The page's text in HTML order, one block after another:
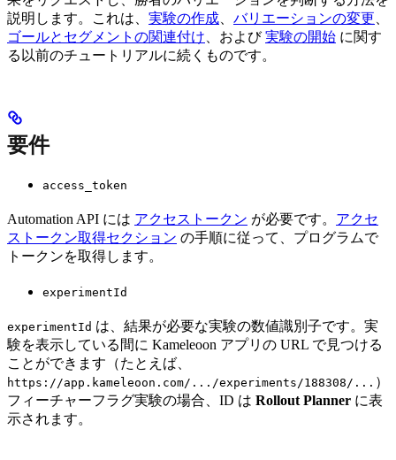
説明します。これは、 実験の作成 バリエーションの変更
ゴールとセグメントの関連付け 、および実験の開始 に関す
る以前のチュートリアルに続くものです。
要件
access_token
Automation API には アクセストークン が必要です。 アクセ
ストークン取得セクション の手順に従って、プログラムで
トークンを取得します。
experimentId
experimentId は、結果が必要な実験の数値識別子です。実
験を表示している間に Kameleoon アプリの URL で見つける
ことができます（たとえば、
https://app.kameleoon.com/.../experiments/188308/... ）
フィーチャーフラグ実験の場合、ID は Rollout Planner に表
示されます。